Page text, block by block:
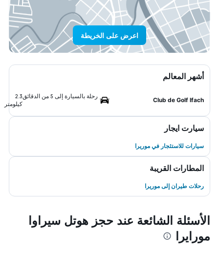
اعرض على الخريطة
أشهر المعالم
Club de Golf Ifach
رحلة بالسيارة إلى 5 من الدقائق
2.3
كيلومتر
سيارت ايجار
سيارات للاستئجار في موريرا
المطارات القريبة
رحلات طيران إلى موريرا
الأسئلة الشائعة عند حجز هوتل سيراوا
مورايرا